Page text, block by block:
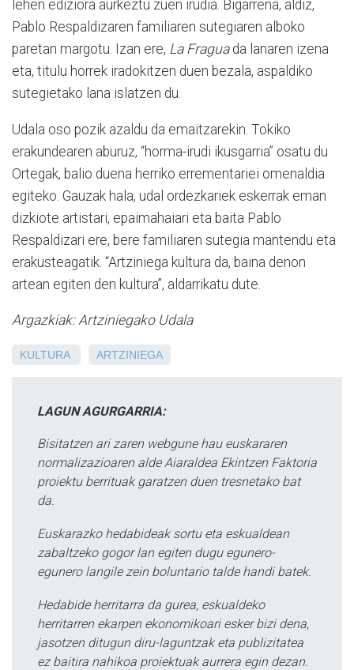
lehen ediziora aurkeztu zuen irudia. Bigarrena, aldiz,
Pablo Respaldizaren familiaren sutegiaren alboko
paretan margotu. Izan ere, La Fraguada lanaren izena
eta, titulu horrek iradokitzen duen bezala, aspaldiko
sutegietako lana islatzen du.
Udala oso pozik azaldu da emaitzarekin. Tokiko
erakundearen aburuz, “horma-irudi ikusgarria” osatu du
Ortegak, balio duena herriko errementariei omenaldia
egiteko. Gauzak hala, udal ordezkariek eskerrak eman
dizkiote artistari, epaimahaiari eta baita Pablo
Respaldizari ere, bere familiaren sutegia mantendu eta
erakusteagatik. “Artziniega kultura da, baina denon
artean egiten den kultura”, aldarrikatu dute.
Argazkiak: Artziniegako Udala
KULTURA ARTZINIEGA
LAGUN AGURGARRIA:
Bisitatzen ari zaren webgune hau euskararen
normalizazioaren alde Aiaraldea Ekintzen Faktoria
proiektu berrituak garatzen duen tresnetako bat
da.
Euskarazko hedabideak sortu eta eskualdean
zabaltzeko gogor lan egiten dugu egunero-
egunero langile zein boluntario talde handi batek.
Hedabide herritarra da gurea, eskualdeko
herritarren ekarpen ekonomikoari esker bizi dena,
jasotzen ditugun diru-laguntzak eta publizitatea
ez baitira nahikoa proiektuak aurrera egin dezan.